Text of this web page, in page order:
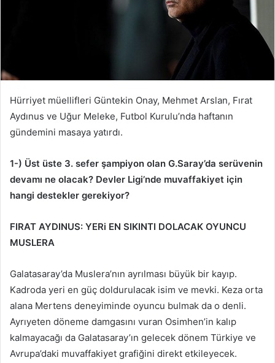
Hürriyet müellifleri Güntekin Onay, Mehmet Arslan, Fırat
Aydınus ve Uğur Meleke, Futbol Kurulu’nda haftanın
gündemini masaya yatırdı.
1-) Üst üste 3. sefer şampiyon olan G.Saray’da serüvenin
devamı ne olacak? Devler Ligi’nde muvaffakiyet için
hangi destekler gerekiyor?
FIRAT AYDINUS: YERi EN SIKINTI DOLACAK OYUNCU
MUSLERA
Galatasaray’da Muslera’nın ayrılması büyük bir kayıp.
Kadroda yeri en güç doldurulacak isim ve mevki. Keza orta
alana Mertens deneyiminde oyuncu bulmak da o denli.
Ayrıyeten döneme damgasını vuran Osimhen’in kalıp
kalmayacağı da Galatasaray’ın gelecek dönem Türkiye ve
Avrupa’daki muvaffakiyet grafiğini direkt etkileyecek.